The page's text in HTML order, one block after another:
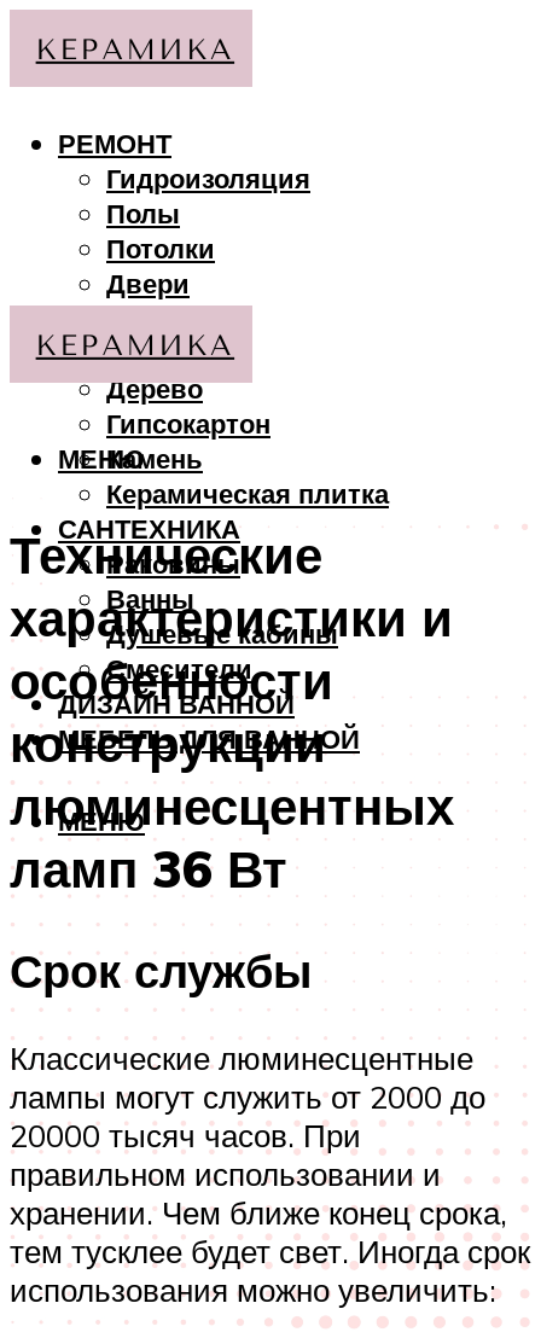
РЕМОНТ
Гидроизоляция
Полы
Потолки
Двери
МАТЕРИАЛЫ
Дерево
Гипсокартон
Камень
Керамическая плитка
САНТЕХНИКА
Раковины
Ванны
Душевые кабины
Смесители
ДИЗАЙН ВАННОЙ
МЕБЕЛЬ ДЛЯ ВАННОЙ
МЕНЮ
МЕНЮ
Технические
характеристики и
особенности
конструкции
люминесцентных
ламп 36 Вт
Срок службы
Классические люминесцентные
лампы могут служить от 2000 до
20000 тысяч часов. При
правильном использовании и
хранении. Чем ближе конец срока,
тем тусклее будет свет. Иногда срок
использования можно увеличить: